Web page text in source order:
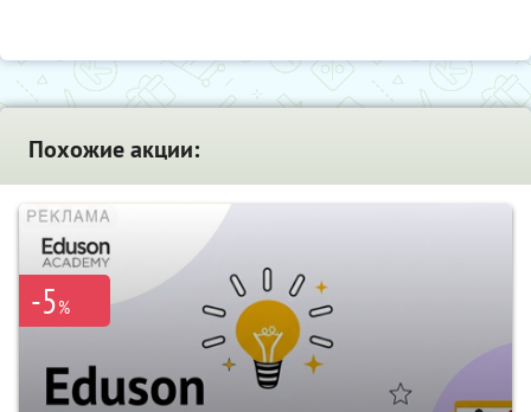
Похожие акции:
-5%